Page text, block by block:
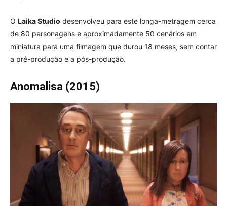
O Laika Studio desenvolveu para este longa-metragem cerca
de 80 personagens e aproximadamente 50 cenários em
miniatura para uma filmagem que durou 18 meses, sem contar
a pré-produção e a pós-produção.
Anomalisa (2015)